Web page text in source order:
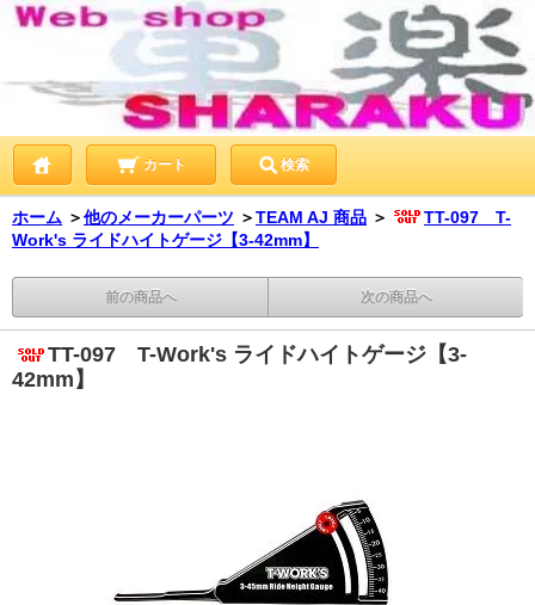
カート 検索
ホーム ＞他のメーカーパーツ ＞TEAM AJ 商品 ＞
TT-097 T-
Work's ライドハイトゲージ【3-42mm】
前の商品へ 次の商品へ
TT-097 T-Work's ライドハイトゲージ【3-
42mm】